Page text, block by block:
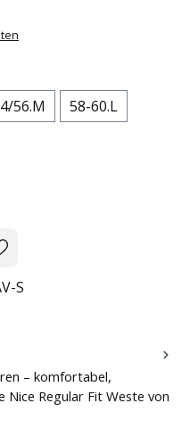
56.M
58-60.L
Wert ein oder benutze die
S
– komfortabel,
Nice Regular Fit Weste von